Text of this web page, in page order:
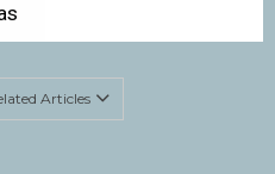
Articles